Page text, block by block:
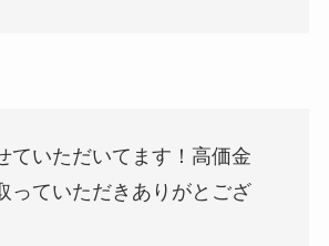
ていただいてます！高価金
っていただきありがとござ